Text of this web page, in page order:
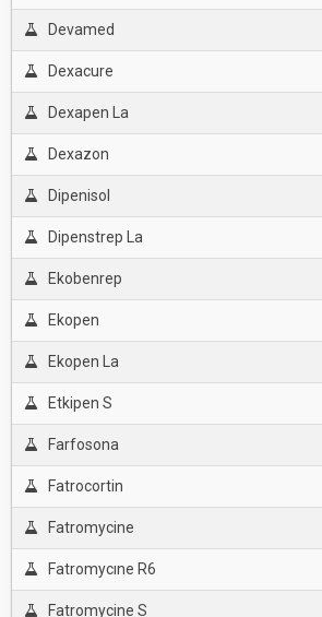
Devamed
Dexacure
Dexapen La
Dexazon
Dipenisol
Dipenstrep La
Ekobenrep
Ekopen
Ekopen La
Etkipen S
Farfosona
Fatrocortin
Fatromycine
Fatromycıne R6
Fatromycine S